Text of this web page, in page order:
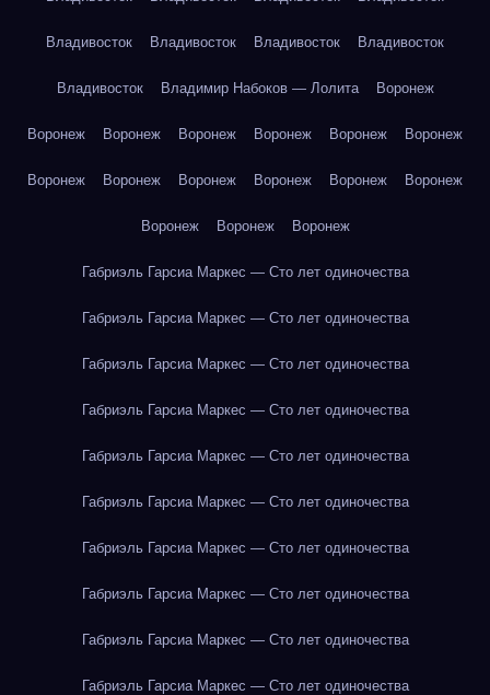
Владивосток Владивосток Владивосток Владивосток
Владивосток Владимир Набоков — Лолита Воронеж
Воронеж Воронеж Воронеж Воронеж Воронеж Воронеж
Воронеж Воронеж Воронеж Воронеж Воронеж Воронеж
Воронеж Воронеж Воронеж
Габриэль Гарсиа Маркес — Сто лет одиночества
Габриэль Гарсиа Маркес — Сто лет одиночества
Габриэль Гарсиа Маркес — Сто лет одиночества
Габриэль Гарсиа Маркес — Сто лет одиночества
Габриэль Гарсиа Маркес — Сто лет одиночества
Габриэль Гарсиа Маркес — Сто лет одиночества
Габриэль Гарсиа Маркес — Сто лет одиночества
Габриэль Гарсиа Маркес — Сто лет одиночества
Габриэль Гарсиа Маркес — Сто лет одиночества
Габриэль Гарсиа Маркес — Сто лет одиночества